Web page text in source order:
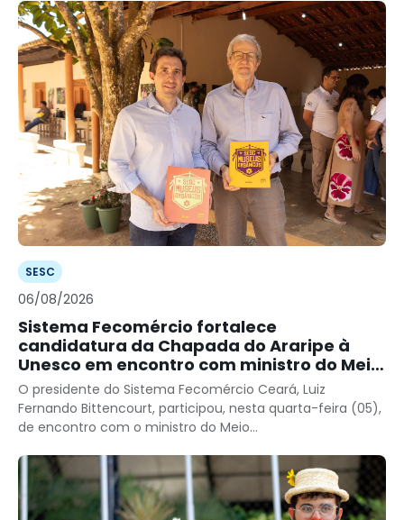
SESC
06/08/2026
Sistema Fecomércio fortalece
candidatura da Chapada do Araripe à
Unesco em encontro com ministro do Meio
Ambiente
O presidente do Sistema Fecomércio Ceará, Luiz
Fernando Bittencourt, participou, nesta quarta-feira (05),
de encontro com o ministro do Meio...